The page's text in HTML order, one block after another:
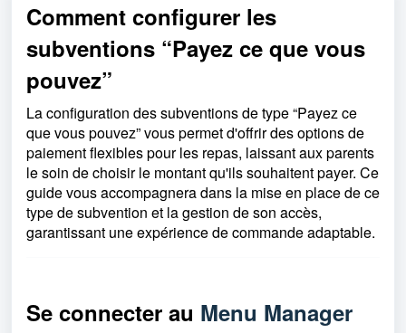
Comment configurer les
subventions “Payez ce que vous
pouvez”
La configuration des subventions de type “Payez ce
que vous pouvez” vous permet d'offrir des options de
paiement flexibles pour les repas, laissant aux parents
le soin de choisir le montant qu'ils souhaitent payer. Ce
guide vous accompagnera dans la mise en place de ce
type de subvention et la gestion de son accès,
garantissant une expérience de commande adaptable.
Se connecter au Menu Manager